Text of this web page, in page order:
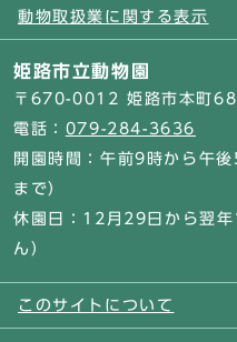
動物取扱業に関する表示
姫路市立動物園
〒670-0012 姫路市本町68
電話： 079-284-3636
開園時間：午前9時から午
まで）
休園日：12月29日から翌
ん）
このサイトについて